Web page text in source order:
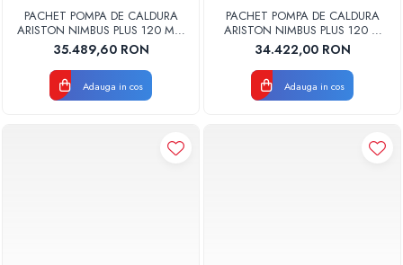
PACHET POMPA DE CALDURA
ARISTON NIMBUS PLUS 120 M-T
NET TRIFAZAT 3301851
35.489,60 RON
Adauga in cos
PACHET POMPA DE CALDURA
ARISTON NIMBUS PLUS 120 M
NET MONOFAZAT 3301850
34.422,00 RON
Adauga in cos